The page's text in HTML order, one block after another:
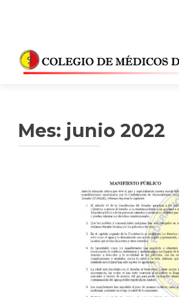
Mes: junio 2022